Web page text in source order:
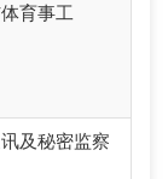
育事工
及秘密监察